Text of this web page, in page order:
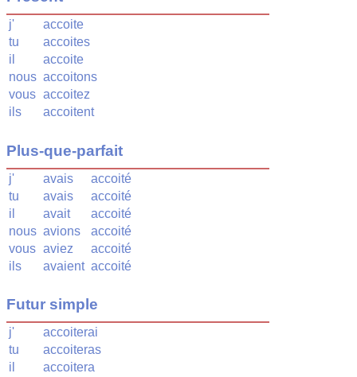
j'
accoite
tu
accoites
il
accoite
nous accoitons
vous accoitez
ils
accoitent
Plus-que-parfait
j' avais
accoité
tu
avais
accoité
il
avait
accoité
nous avions
accoité
vous aviez
accoité
ils
avaient accoité
Futur simple
j'
accoiterai
tu
accoiteras
il
accoitera